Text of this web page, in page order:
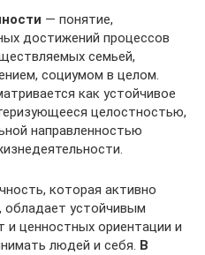
— понятие,
достижений процессов
семьей,
социумом в целом.
как устойчивое
целостностью,
направленностью
которая активно
обладает устойчивым
и ценностных ориентации и
людей и себя. В